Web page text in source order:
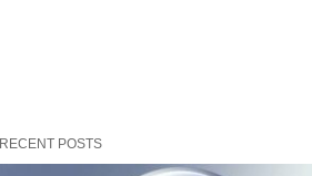
RECENT POSTS